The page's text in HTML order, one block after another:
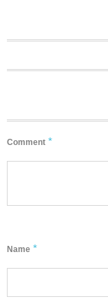
Comment *
Name *